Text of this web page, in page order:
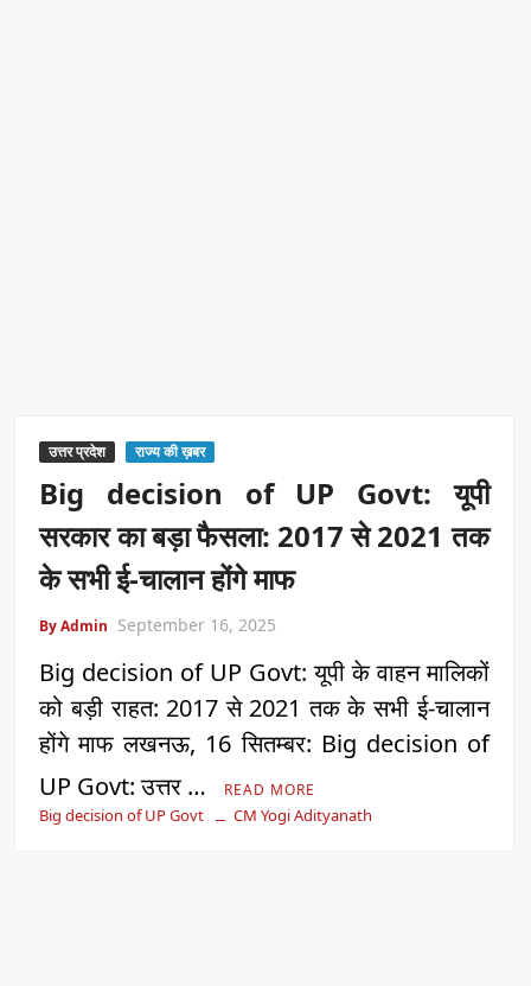
उत्तर प्रदेश राज्य की ख़बर
Big decision of UP Govt: यूपी
सरकार का बड़ा फैसला: 2017 से 2021 तक
के सभी ई-चालान होंगे माफ
By Admin September 16, 2025
Big decision of UP Govt: यूपी के वाहन मालिकों
को बड़ी राहत: 2017 से 2021 तक के सभी ई-चालान
होंगे माफ लखनऊ, 16 सितम्बर: Big decision of
UP Govt: उत्तर …
READ MORE
Big decision of UP Govt CM Yogi Adityanath